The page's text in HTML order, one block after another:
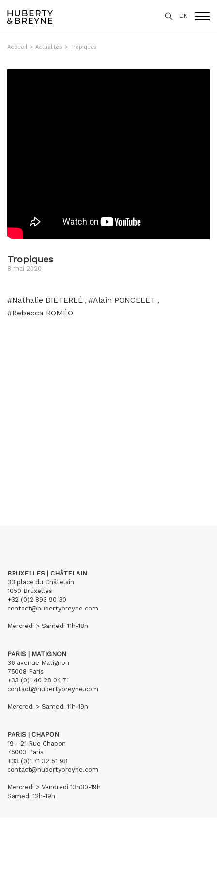
EN
Accueil > Actualités > Tropiques
Tropiques
8 mai 2020
#Nathalie DIETERLÉ , #Alain PONCELET ,
#Rebecca ROMÉO
BRUXELLES | CHÂTELAIN
33 place du Châtelain
1050 Bruxelles
+32 (0)2 893 90 30
contact@hubertybreyne.com
Mercredi > Samedi 11h-18h
PARIS | MATIGNON
36 avenue Matignon
75008 Paris
+33 (0)1 40 28 04 71
contact@hubertybreyne.com
Mercredi > Samedi 11h-19h
PARIS | CHAPON
19 - 21 Rue Chapon
75003 Paris
+33 (0)1 71 32 51 98
contact@hubertybreyne.com
Mercredi > Vendredi 13h30-19h
Samedi 12h-19h